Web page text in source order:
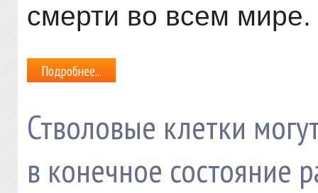
смерти во всем мире.
Подробнее...
Стволовые клетки
в конечное состояние